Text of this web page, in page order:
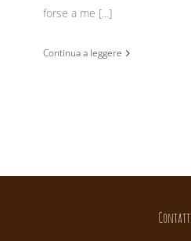
forse a me [...]
Continua a leggere